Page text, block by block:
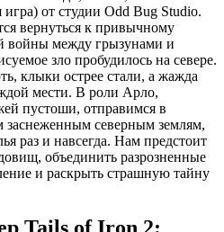
от студии Odd Bug Studio.
вернуться к привычному
войны между грызунами и
зло пробудилось на севере.
клыки острее стали, а жажда
мести. В роли Арло,
пустоши, отправимся в
заснеженным северным землям,
раз и навсегда. Нам предстоит
объединить разрозненные
и раскрыть страшную тайну